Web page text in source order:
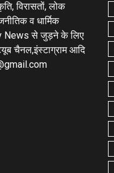
विरासतों, लोक
व धार्मिक
News से जुड़ने के लिए
चैनल,इंस्टाग्राम आदि